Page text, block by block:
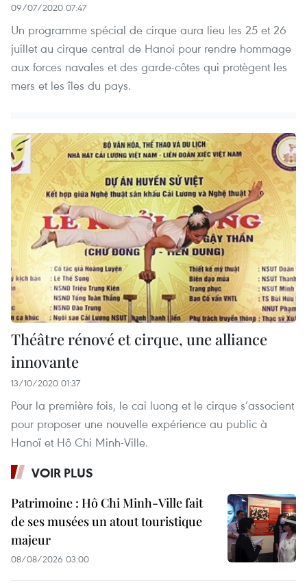
09/07/2020 07:47
Un programme spécial de cirque aura lieu les 25 et 26
juillet au cirque central de Hanoi pour rendre hommage
aux forces navales et des garde-côtes qui protègent les
mers et les îles du pays.
Théâtre rénové et cirque, une alliance
innovante
13/10/2020 01:37
Pour la première fois, le cai luong et le cirque s’associent
pour proposer une nouvelle expérience au public à
Hanoï et Hô Chi Minh-Ville.
VOIR PLUS
Patrimoine : Hô Chi Minh-Ville fait
de ses musées un atout touristique
majeur
08/08/2026 03:00